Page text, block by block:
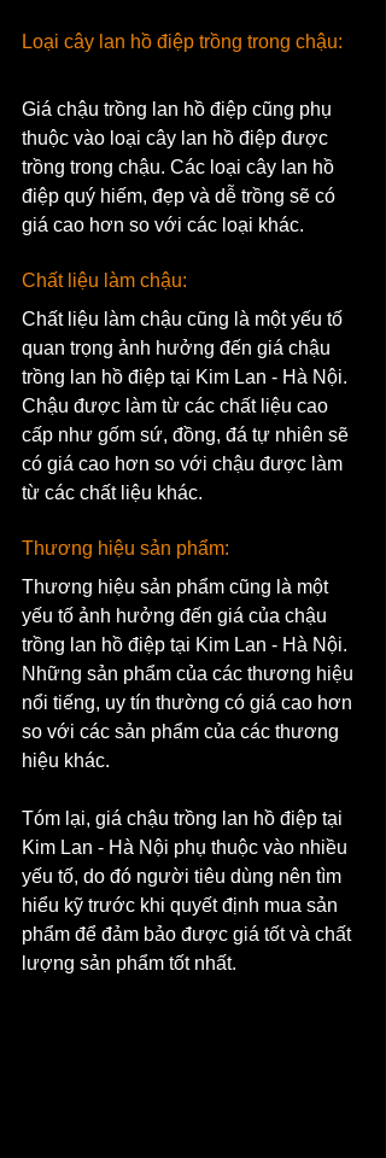
Loại cây lan hồ điệp trồng trong chậu:
Giá chậu trồng lan hồ điệp cũng phụ
thuộc vào loại cây lan hồ điệp được
trồng trong chậu. Các loại cây lan hồ
điệp quý hiếm, đẹp và dễ trồng sẽ có
giá cao hơn so với các loại khác.
Chất liệu làm chậu:
Chất liệu làm chậu cũng là một yếu tố
quan trọng ảnh hưởng đến giá chậu
trồng lan hồ điệp tại Kim Lan - Hà Nội.
Chậu được làm từ các chất liệu cao
cấp như gốm sứ, đồng, đá tự nhiên sẽ
có giá cao hơn so với chậu được làm
từ các chất liệu khác.
Thương hiệu sản phẩm:
Thương hiệu sản phẩm cũng là một
yếu tố ảnh hưởng đến giá của chậu
trồng lan hồ điệp tại Kim Lan - Hà Nội.
Những sản phẩm của các thương hiệu
nổi tiếng, uy tín thường có giá cao hơn
so với các sản phẩm của các thương
hiệu khác.
Tóm lại, giá chậu trồng lan hồ điệp tại
Kim Lan - Hà Nội phụ thuộc vào nhiều
yếu tố, do đó người tiêu dùng nên tìm
hiểu kỹ trước khi quyết định mua sản
phẩm để đảm bảo được giá tốt và chất
lượng sản phẩm tốt nhất.